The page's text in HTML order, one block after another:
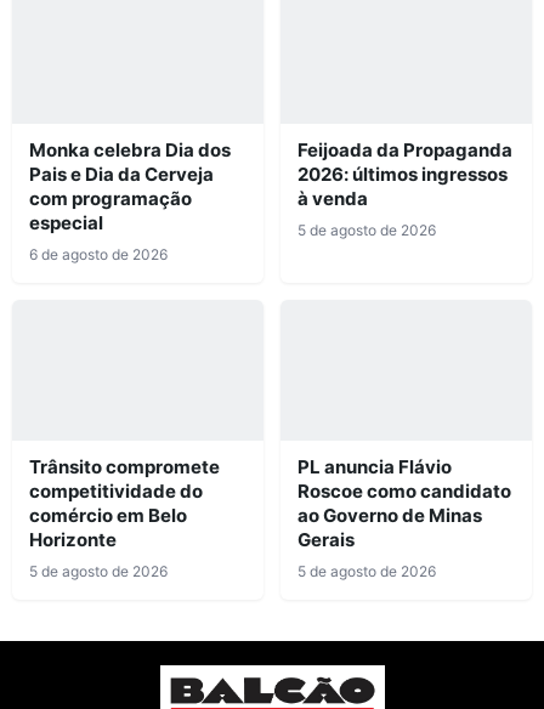
Monka celebra Dia dos
Pais e Dia da Cerveja
com programação
especial
6 de agosto de 2026
Feijoada da Propaganda
2026: últimos ingressos
à venda
5 de agosto de 2026
Trânsito compromete
competitividade do
comércio em Belo
Horizonte
5 de agosto de 2026
PL anuncia Flávio
Roscoe como candidato
ao Governo de Minas
Gerais
5 de agosto de 2026